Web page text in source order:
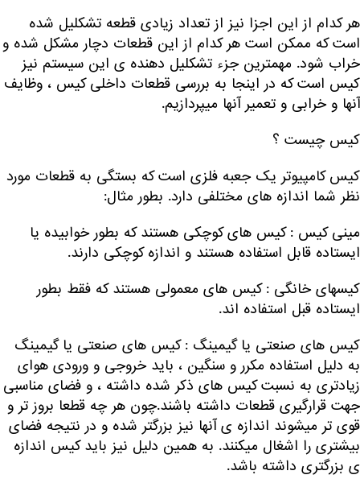
هر کدام از این اجزا نیز از تعداد زیادی قطعه تشکلیل شده
است که ممکن است هر کدام از این قطعات دچار مشکل شده و
خراب شود. مهمترین جزء تشکلیل دهنده ی این سیستم نیز
کیس است که در اینجا به بررسی قطعات داخلی کیس ، وظایف
آنها و خرابی و تعمیر آنها میپردازیم.
کیس چیست ؟
کیس کامپیوتر یک جعبه فلزی است که بستگی به قطعات مورد
نظر شما اندازه های مختلفی دارد. بطور مثال:
مینی کیس : کیس های کوچکی هستند که بطور خوابیده یا
ایستاده قابل استفاده هستند و اندازه کوچکی دارند.
کیسهای خانگی : کیس های معمولی هستند که فقط بطور
ایستاده قبل استفاده اند.
کیس های صنعتی یا گیمینگ : کیس های صنعتی یا گیمینگ
به دلیل استفاده مکرر و سنگین ، باید خروجی و ورودی هوای
زیادتری به نسبت کیس های ذکر شده داشته ، و فضای مناسبی
جهت قرارگیری قطعات داشته باشند.چون هر چه قطعا بروز تر و
قوی تر میشوند اندازه ی آنها نیز بزرگتر شده و در نتیجه فضای
بیشتری را اشغال میکنند. به همین دلیل نیز باید کیس اندازه
ی بزرگتری داشته باشد.